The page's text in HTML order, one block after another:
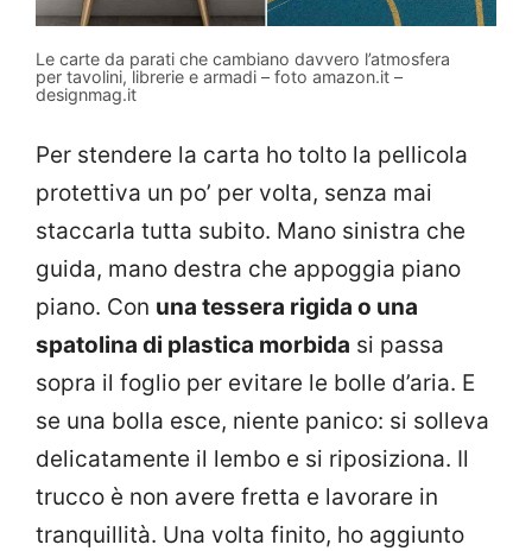
Le carte da parati che cambiano davvero l’atmosfera
per tavolini, librerie e armadi – foto amazon.it –
designmag.it
Per stendere la carta ho tolto la pellicola
protettiva un po’ per volta, senza mai
staccarla tutta subito. Mano sinistra che
guida, mano destra che appoggia piano
piano. Con una tessera rigida o una
spatolina di plastica morbida si passa
sopra il foglio per evitare le bolle d’aria. E
se una bolla esce, niente panico: si solleva
delicatamente il lembo e si riposiziona. Il
trucco è non avere fretta e lavorare in
tranquillità. Una volta finito, ho aggiunto